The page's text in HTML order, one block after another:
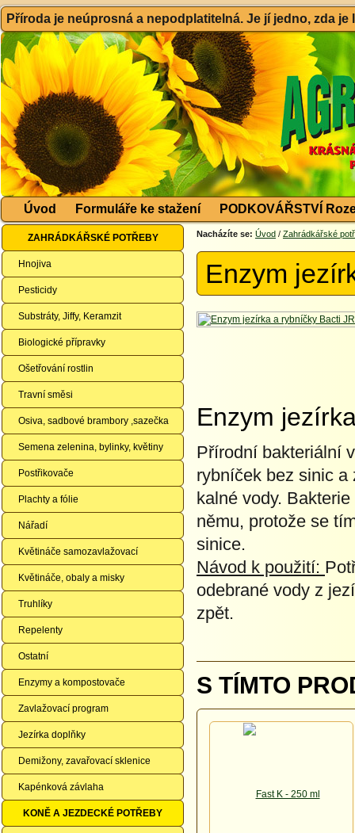
Příroda je neúprosná a nepodplatitelná. Je jí jedno, zda
Úvod Formuláře ke stažení PODKOVÁŘSTVÍ
ZAHRÁDKÁŘSKÉ POTŘEBY
Hnojiva
Pesticidy
Substráty, Jiffy, Keramzit
Biologické přípravky
Ošetřování rostlin
Travní směsi
Osiva, sadbové brambory ,sazečka
Semena zelenina, bylinky, květiny
Postřikovače
Plachty a fólie
Nářadí
Květináče samozavlažovací
Květináče, obaly a misky
Truhlíky
Repelenty
Ostatní
Enzymy a kompostovače
Zavlažovací program
Jezírka doplňky
Demižony, zavařovací sklenice
Kapénková závlaha
KONĚ A JEZDECKÉ POTŘEBY
Nacházíte se: Úvod / Zahrádkářské
Enzym
Enzym
Přírodní bakteriální
rybníček bez sinic
kalné vody.
němu, protože se
sinice.
Návod k použití:
odebrané vody z
zpět.
S TÍMTO